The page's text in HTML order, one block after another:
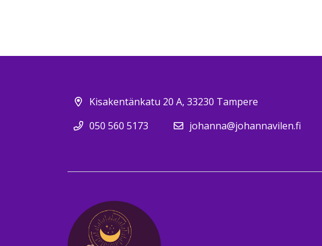
Kisakentänkatu 20 A, 33230 Tampere
050 560 5173
johanna@johannavilen.fi